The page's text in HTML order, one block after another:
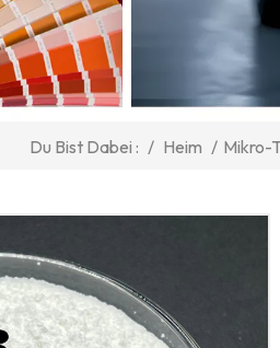
Du Bist Dabei : / Heim / Mikro-